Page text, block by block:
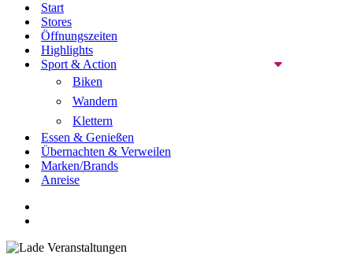
Start
Stores
Öffnungszeiten
Highlights
Sport & Action
Biken
Wandern
Klettern
Essen & Genießen
Übernachten & Verweilen
Marken/Brands
Anreise